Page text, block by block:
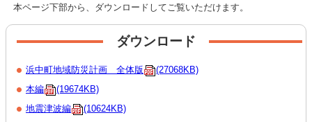
本ページ下部から、ダウンロードしてご覧いただけます。
ダウンロード
浜中町地域防災計画 全体版
(27068KB)
本編
(19674KB)
地震津波編
(10624KB)